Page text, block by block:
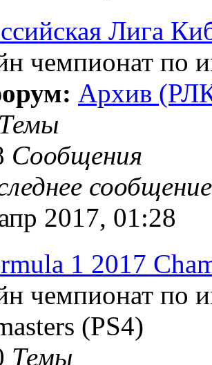
Лига
чемпионат по
Архив
Темы
Сообщения
сообщение
2017, 01:28
1 2017
чемпионат по
(PS4)
Темы